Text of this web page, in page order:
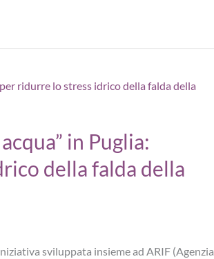
in Puglia:
della falda della
sviluppata insieme ad ARIF (Agenzia